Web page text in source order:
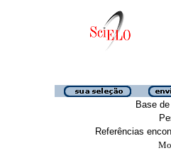
Base
Referências